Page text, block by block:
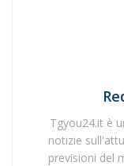
Tgyou24.it è
notizie
previsioni del